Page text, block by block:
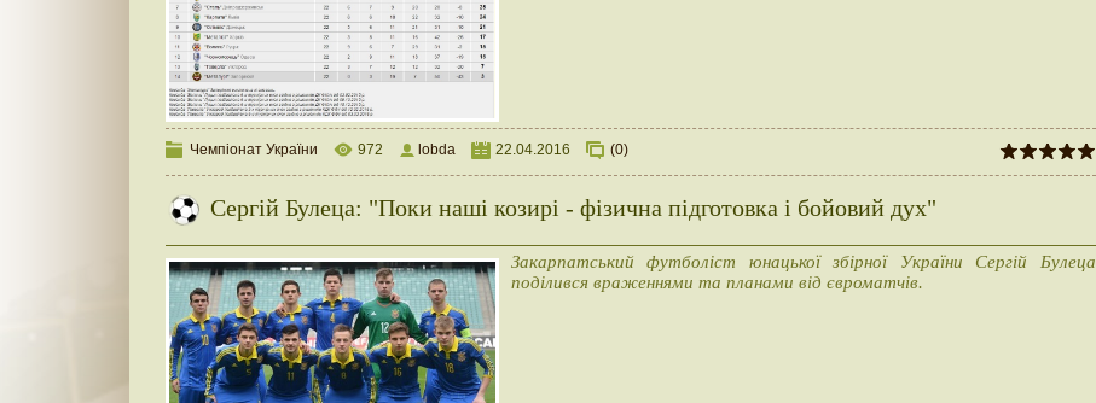
Чемпіонат України 972 lobda 22.04.2016 (0)
Сергій Булеца: "Поки наші козирі - фізична підготовка і бойовий дух"
Закарпатський футболіст юнацької збірної України Сергій Булеца
поділився враженнями та планами від євроматчів.